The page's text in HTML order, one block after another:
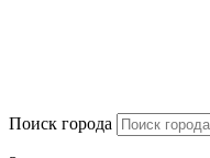
Поиск города